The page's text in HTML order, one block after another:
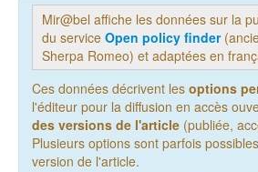
?
Mir@bel affiche les données sur la
du service Open policy finder
Sherpa Romeo) et adaptées en
Ces données décrivent les options
l'éditeur pour la diffusion en accès
des versions de l'article (publiée,
Plusieurs options sont parfois
version de l'article.